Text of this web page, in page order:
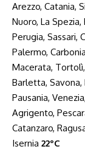
Arezzo, Catania,
Nuoro, La
Perugia, Sassari,
Palermo,
Macerata,
Barletta, Savona,
Pausania,
Agrigento,
Catanzaro,
Isernia 22°C